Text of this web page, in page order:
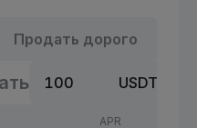
Продать дорого
100 USDT
APR